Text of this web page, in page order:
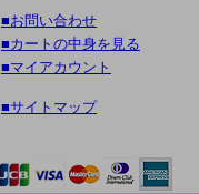
■お問い合わせ
■カートの中身を見る
■マイアカウント
■サイトマップ